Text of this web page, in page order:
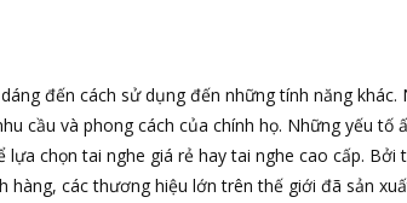
đến cách sử dụng đến những tính năng khác.
cầu và phong cách của chính họ. Những yếu tố
chọn tai nghe giá rẻ hay tai nghe cao cấp. Bởi
các thương hiệu lớn trên thế giới đã sản